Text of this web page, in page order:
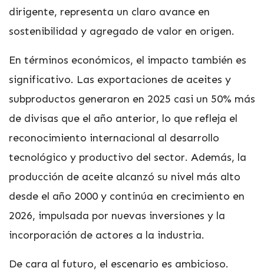
dirigente, representa un claro avance en
sostenibilidad y agregado de valor en origen.
En términos económicos, el impacto también es
significativo. Las exportaciones de aceites y
subproductos generaron en 2025 casi un 50% más
de divisas que el año anterior, lo que refleja el
reconocimiento internacional al desarrollo
tecnológico y productivo del sector. Además, la
producción de aceite alcanzó su nivel más alto
desde el año 2000 y continúa en crecimiento en
2026, impulsada por nuevas inversiones y la
incorporación de actores a la industria.
De cara al futuro, el escenario es ambicioso.